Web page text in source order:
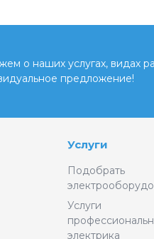
о наших услугах, видах
предложение!
Услуги
Подобрать
Услуги
электрика